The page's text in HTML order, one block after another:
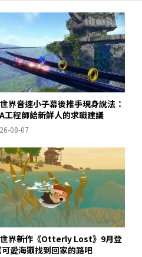
界音速小子幕後推手現身說法：
工程師給新鮮人的求職建議
08-07
界新作《Otterly Lost》9月登
愛海獺找到回家的路吧